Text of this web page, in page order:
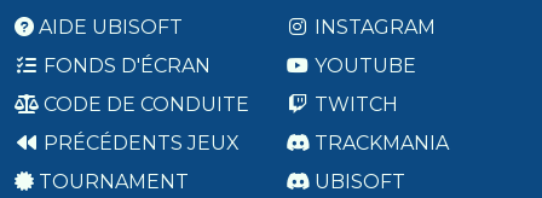
AIDE UBISOFT
FONDS D'ÉCRAN
CODE DE CONDUITE
PRÉCÉDENTS JEUX
TOURNAMENT
INSTAGRAM
YOUTUBE
TWITCH
TRACKMANIA
UBISOFT